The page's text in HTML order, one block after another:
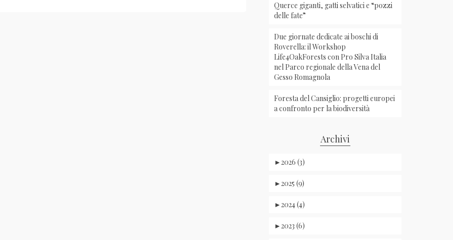
Querce giganti, gatti selvatici e “pozzi
delle fate”
Due giornate dedicate ai boschi di
Roverella: il Workshop
Life4OakForests con Pro Silva Italia
nel Parco regionale della Vena del
Gesso Romagnola
Foresta del Cansiglio: progetti europei
a confronto per la biodiversità
Archivi
►2026 (3)
►2025 (9)
►2024 (4)
►2023 (6)